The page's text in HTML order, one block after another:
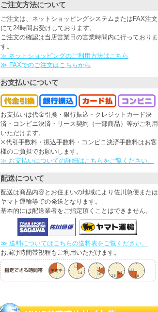
ご注文方法について
ご注文は、ネットショッピングシステムまたはFAX注文
にて24時間お受けしております。
ご注文の確認は当店営業日の営業時間内に行っておりま
す。
≫ ネットショッピングのご利用方法はこちら
≫ FAXでのご注文はこちらから
お支払いについて
お支払いは代金引換・銀行振込・クレジットカード決
済・コンビニ決済・リース契約（一部商品）等がご利用
いただけます。
※代引手数料・振込手数料・コンビニ決済手数料はお客
様のご負担でお願いします。
≫ お支払いについての詳細はこちらをご覧ください。
配送について
配送は商品内容とお住まいの地域により佐川急便または
ヤマト運輸等での発送となります。
基本的には配送業者をご指定頂くことはできません。
≫ 送料についてはこちらの送料表をご覧ください。
お届け時間帯視程もご利用いただけます。